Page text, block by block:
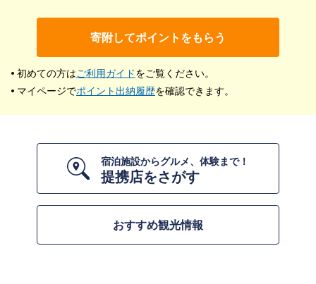
寄附してポイントをもらう
初めての方はご利用ガイドをご覧ください。
マイページでポイント出納履歴を確認できます。
宿泊施設からグルメ、体験まで！
提携店をさがす
おすすめ観光情報